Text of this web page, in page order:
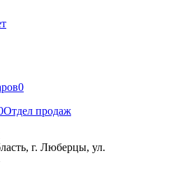
0
Отдел продаж
г. Люберцы, ул.